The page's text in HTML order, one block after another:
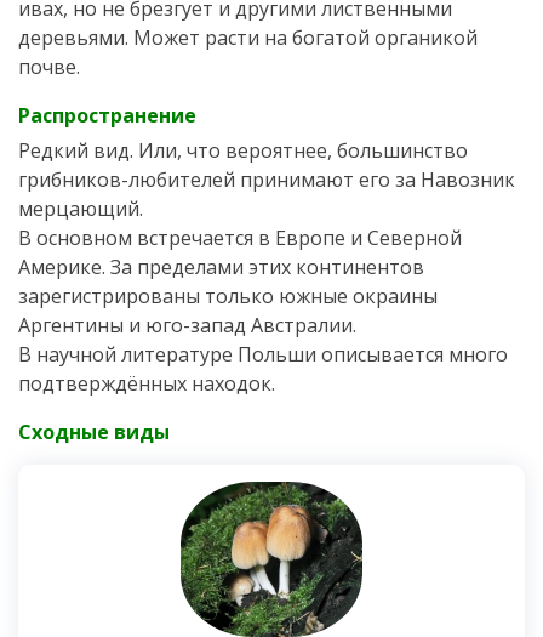
ивах, но не брезгует и другими лиственными
деревьями. Может расти на богатой органикой
почве.
Распространение
Редкий вид. Или, что вероятнее, большинство
грибников-любителей принимают его за Навозник
мерцающий.
В основном встречается в Европе и Северной
Америке. За пределами этих континентов
зарегистрированы только южные окраины
Аргентины и юго-запад Австралии.
В научной литературе Польши описывается много
подтверждённых находок.
Сходные виды